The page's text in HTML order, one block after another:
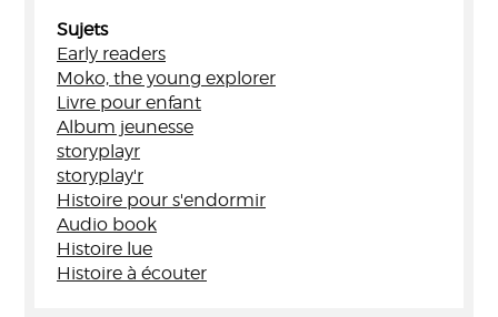
Sujets
Early readers
Moko, the young explorer
Livre pour enfant
Album jeunesse
storyplayr
storyplay'r
Histoire pour s'endormir
Audio book
Histoire lue
Histoire à écouter